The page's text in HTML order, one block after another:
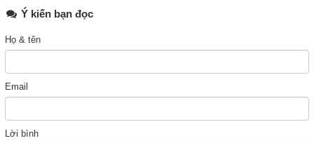
Ý kiến bạn đọc
Họ & tên
Email
Lời bình